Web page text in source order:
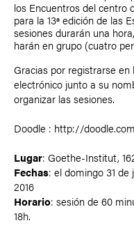
los Encuentros del centro
para la 13ª edición de las
sesiones durarán una
harán en grupo (cuatro
Gracias por registrarse
electrónico junto a su
organizar las sesiones.
Doodle : http://
Lugar: Goethe-Institut,
Fechas: el domingo 31
2016
Horario: sesión de 60
18h.